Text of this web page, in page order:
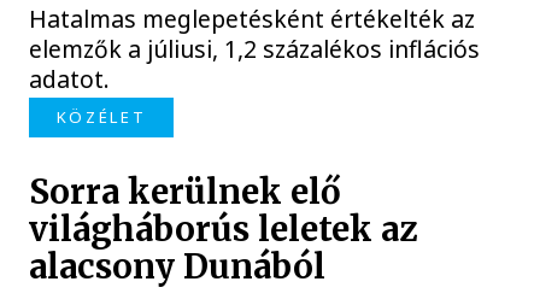
Hatalmas meglepetésként értékelték az
elemzők a júliusi, 1,2 százalékos inflációs
adatot.
KÖZÉLET
Sorra kerülnek elő
világháborús leletek az
alacsony Dunából